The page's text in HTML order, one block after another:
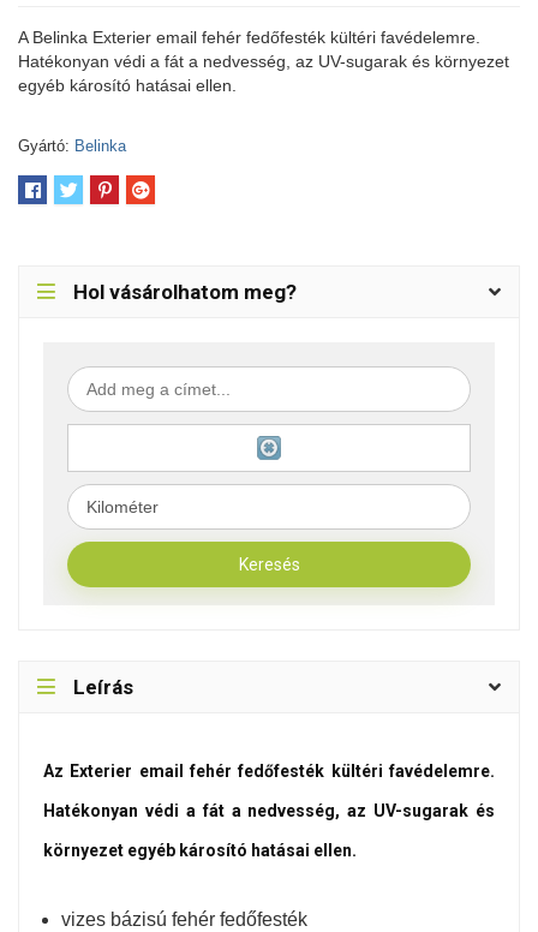
A Belinka Exterier email fehér fedőfesték kültéri favédelemre.
Hatékonyan védi a fát a nedvesség, az UV-sugarak és környezet
egyéb károsító hatásai ellen.
Gyártó: Belinka
Hol vásárolhatom meg?
Leírás
Az Exterier email fehér fedőfesték kültéri favédelemre.
Hatékonyan védi a fát a nedvesség, az UV-sugarak és
környezet egyéb károsító hatásai ellen.
vizes bázisú fehér fedőfesték